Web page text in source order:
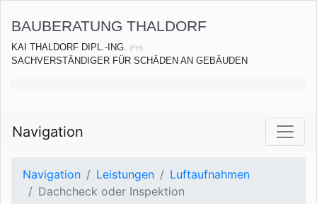
BAUBERATUNG THALDORF
KAI THALDORF DIPL.-ING. (FH)
SACHVERSTÄNDIGER FÜR SCHÄDEN AN GEBÄUDEN
Navigation
Navigation Leistungen
Luftaufnahmen
Dachcheck oder Inspektion